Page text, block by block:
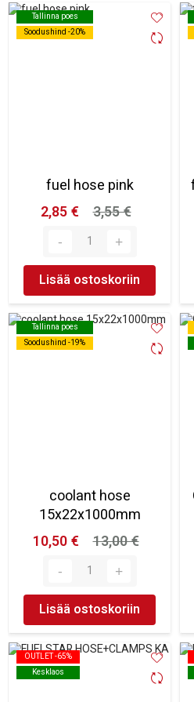
Tallinna poes
Soodushind -20%
Tallinna poes
Soodushind -20%
fuel hose pink
2,85 €
3,55 €
Lisää ostoskoriin
Tallinna poes
Soodushind -19%
Tallinna poes
Soodushind -19%
coolant hose
15x22x1000mm
10,50 €
13,00 €
Lisää ostoskoriin
OUTLET -65%
Kesklaos
OUTLET -65%
Kesklaos